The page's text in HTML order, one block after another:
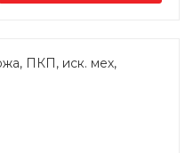
ПКП, иск. мех,